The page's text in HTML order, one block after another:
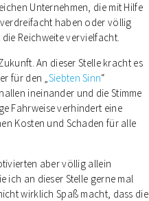
Unternehmen, die mit Hilfe
haben oder völlig
Reichweite vervielfacht.
An dieser Stelle kracht es
für den „Siebten Sinn“
ineinander und die Stimme
Fahrweise verhindert eine
Kosten und Schaden für alle
aber völlig allein
ich an dieser Stelle gerne mal
wirklich Spaß macht, dass die